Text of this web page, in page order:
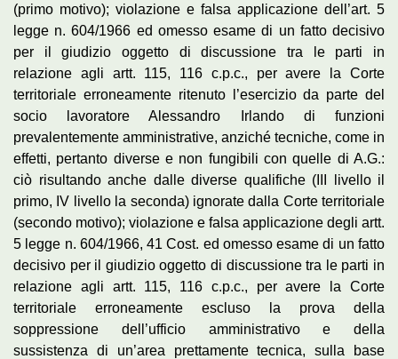
(primo motivo); violazione e falsa applicazione dell’art. 5
legge n. 604/1966 ed omesso esame di un fatto decisivo
per il giudizio oggetto di discussione tra le parti in
relazione agli artt. 115, 116 c.p.c., per avere la Corte
territoriale erroneamente ritenuto l’esercizio da parte del
socio lavoratore Alessandro Irlando di funzioni
prevalentemente amministrative, anziché tecniche, come in
effetti, pertanto diverse e non fungibili con quelle di A.G.:
ciò risultando anche dalle diverse qualifiche (III livello il
primo, IV livello la seconda) ignorate dalla Corte territoriale
(secondo motivo); violazione e falsa applicazione degli artt.
5 legge n. 604/1966, 41 Cost. ed omesso esame di un fatto
decisivo per il giudizio oggetto di discussione tra le parti in
relazione agli artt. 115, 116 c.p.c., per avere la Corte
territoriale erroneamente escluso la prova della
soppressione dell’ufficio amministrativo e della
sussistenza di un’area prettamente tecnica, sulla base